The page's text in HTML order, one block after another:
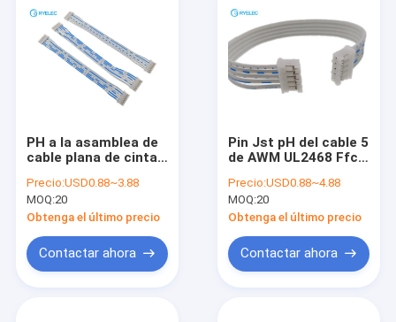
PH a la asamblea de
cable plana de cinta
2.0m m 6p al
conector 6pin para la
pantalla llevada
Precio:USD0.88~3.88
MOQ:20
Obtenga el último precio
Contactar ahora
Pin Jst pH del cable 5
de AWM UL2468 Ffc
Ph2.0 para
automotriz
Precio:USD0.88~4.88
MOQ:20
Obtenga el último precio
Contactar ahora